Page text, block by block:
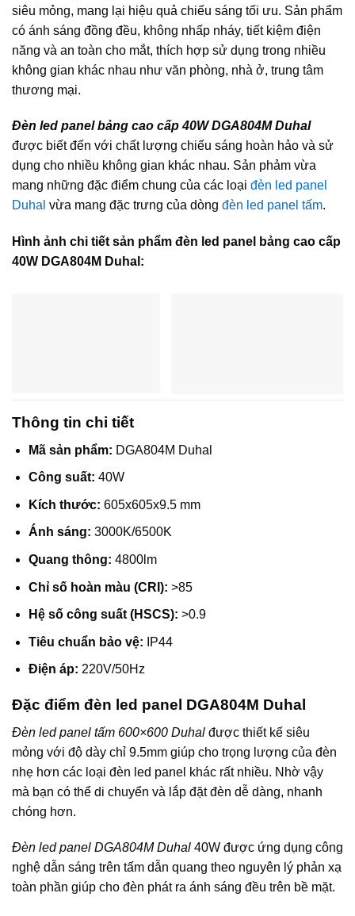
siêu mỏng, mang lại hiệu quả chiếu sáng tối ưu. Sản phẩm
có ánh sáng đồng đều, không nhấp nháy, tiết kiệm điện
năng và an toàn cho mắt, thích hợp sử dụng trong nhiều
không gian khác nhau như văn phòng, nhà ở, trung tâm
thương mại.
Đèn led panel bảng cao cấp 40W DGA804M Duhal
được biết đến với chất lượng chiếu sáng hoàn hảo và sử
dụng cho nhiều không gian khác nhau. Sản phảm vừa
mang những đặc điểm chung của các loại đèn led panel
Duhal vừa mang đặc trưng của dòng đèn led panel tấm.
Hình ảnh chi tiết sản phẩm đèn led panel bảng cao cấp
40W DGA804M Duhal:
Thông tin chi tiết
Mã sản phẩm: DGA804M Duhal
Công suất: 40W
Kích thước: 605x605x9.5 mm
Ánh sáng: 3000K/6500K
Quang thông: 4800lm
Chỉ số hoàn màu (CRI): >85
Hệ số công suất (HSCS): >0.9
Tiêu chuẩn bảo vệ: IP44
Điện áp: 220V/50Hz
Đặc điểm đèn led panel DGA804M Duhal
Đèn led panel tấm 600×600 Duhal được thiết kế siêu
mỏng với độ dày chỉ 9.5mm giúp cho trọng lượng của đèn
nhẹ hơn các loại đèn led panel khác rất nhiều. Nhờ vậy
mà bạn có thể di chuyển và lắp đặt đèn dễ dàng, nhanh
chóng hơn.
Đèn led panel DGA804M Duhal 40W được ứng dụng công
nghệ dẫn sáng trên tấm dẫn quang theo nguyên lý phản xạ
toàn phần giúp cho đèn phát ra ánh sáng đều trên bề mặt.